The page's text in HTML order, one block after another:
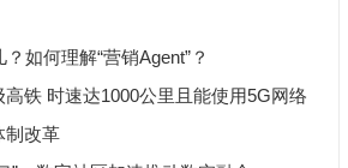
如何理解“营销Agent”？
铁 时速达1000公里且能使用5G网络
制改革